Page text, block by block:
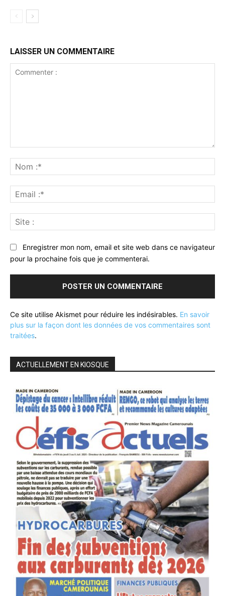
LAISSER UN COMMENTAIRE
:*
:*
:
Enregistrer mon nom, email et site web dans ce navigateur
pour la prochaine fois que je commenterai.
Ce site utilise Akismet pour réduire les indésirables. En savoir
plus sur la façon dont les données de vos commentaires sont
traitées.
ACTUELLEMENT EN KIOSQUE